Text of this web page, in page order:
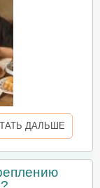
ДАЛЬШЕ